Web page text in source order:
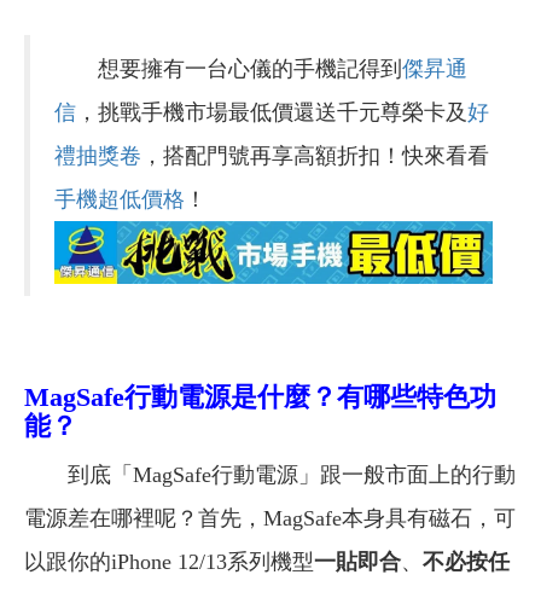
想要擁有一台心儀的手機記得到 傑昇通
信 ，挑戰手機市場最低價還送千元尊榮卡及好
禮抽獎卷 ，搭配門號再享高額折扣！快來看看
手機超低價格 ！
MagSafe行動電源是什麼？有哪些特色功
能？
到底「MagSafe行動電源」跟一般市面上的行動
電源差在哪裡呢？首先，MagSafe本身具有磁石，可
以跟你的iPhone 12/13系列機型一貼即合、 不必按任